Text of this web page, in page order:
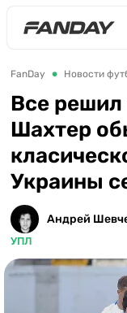
Англия
Испания
Германия
Италия
Франция
Украина
ЛЧ
ЛЕ
FanDay Новости
Все решил
Шахтер
Украины
Андрей
УПЛ